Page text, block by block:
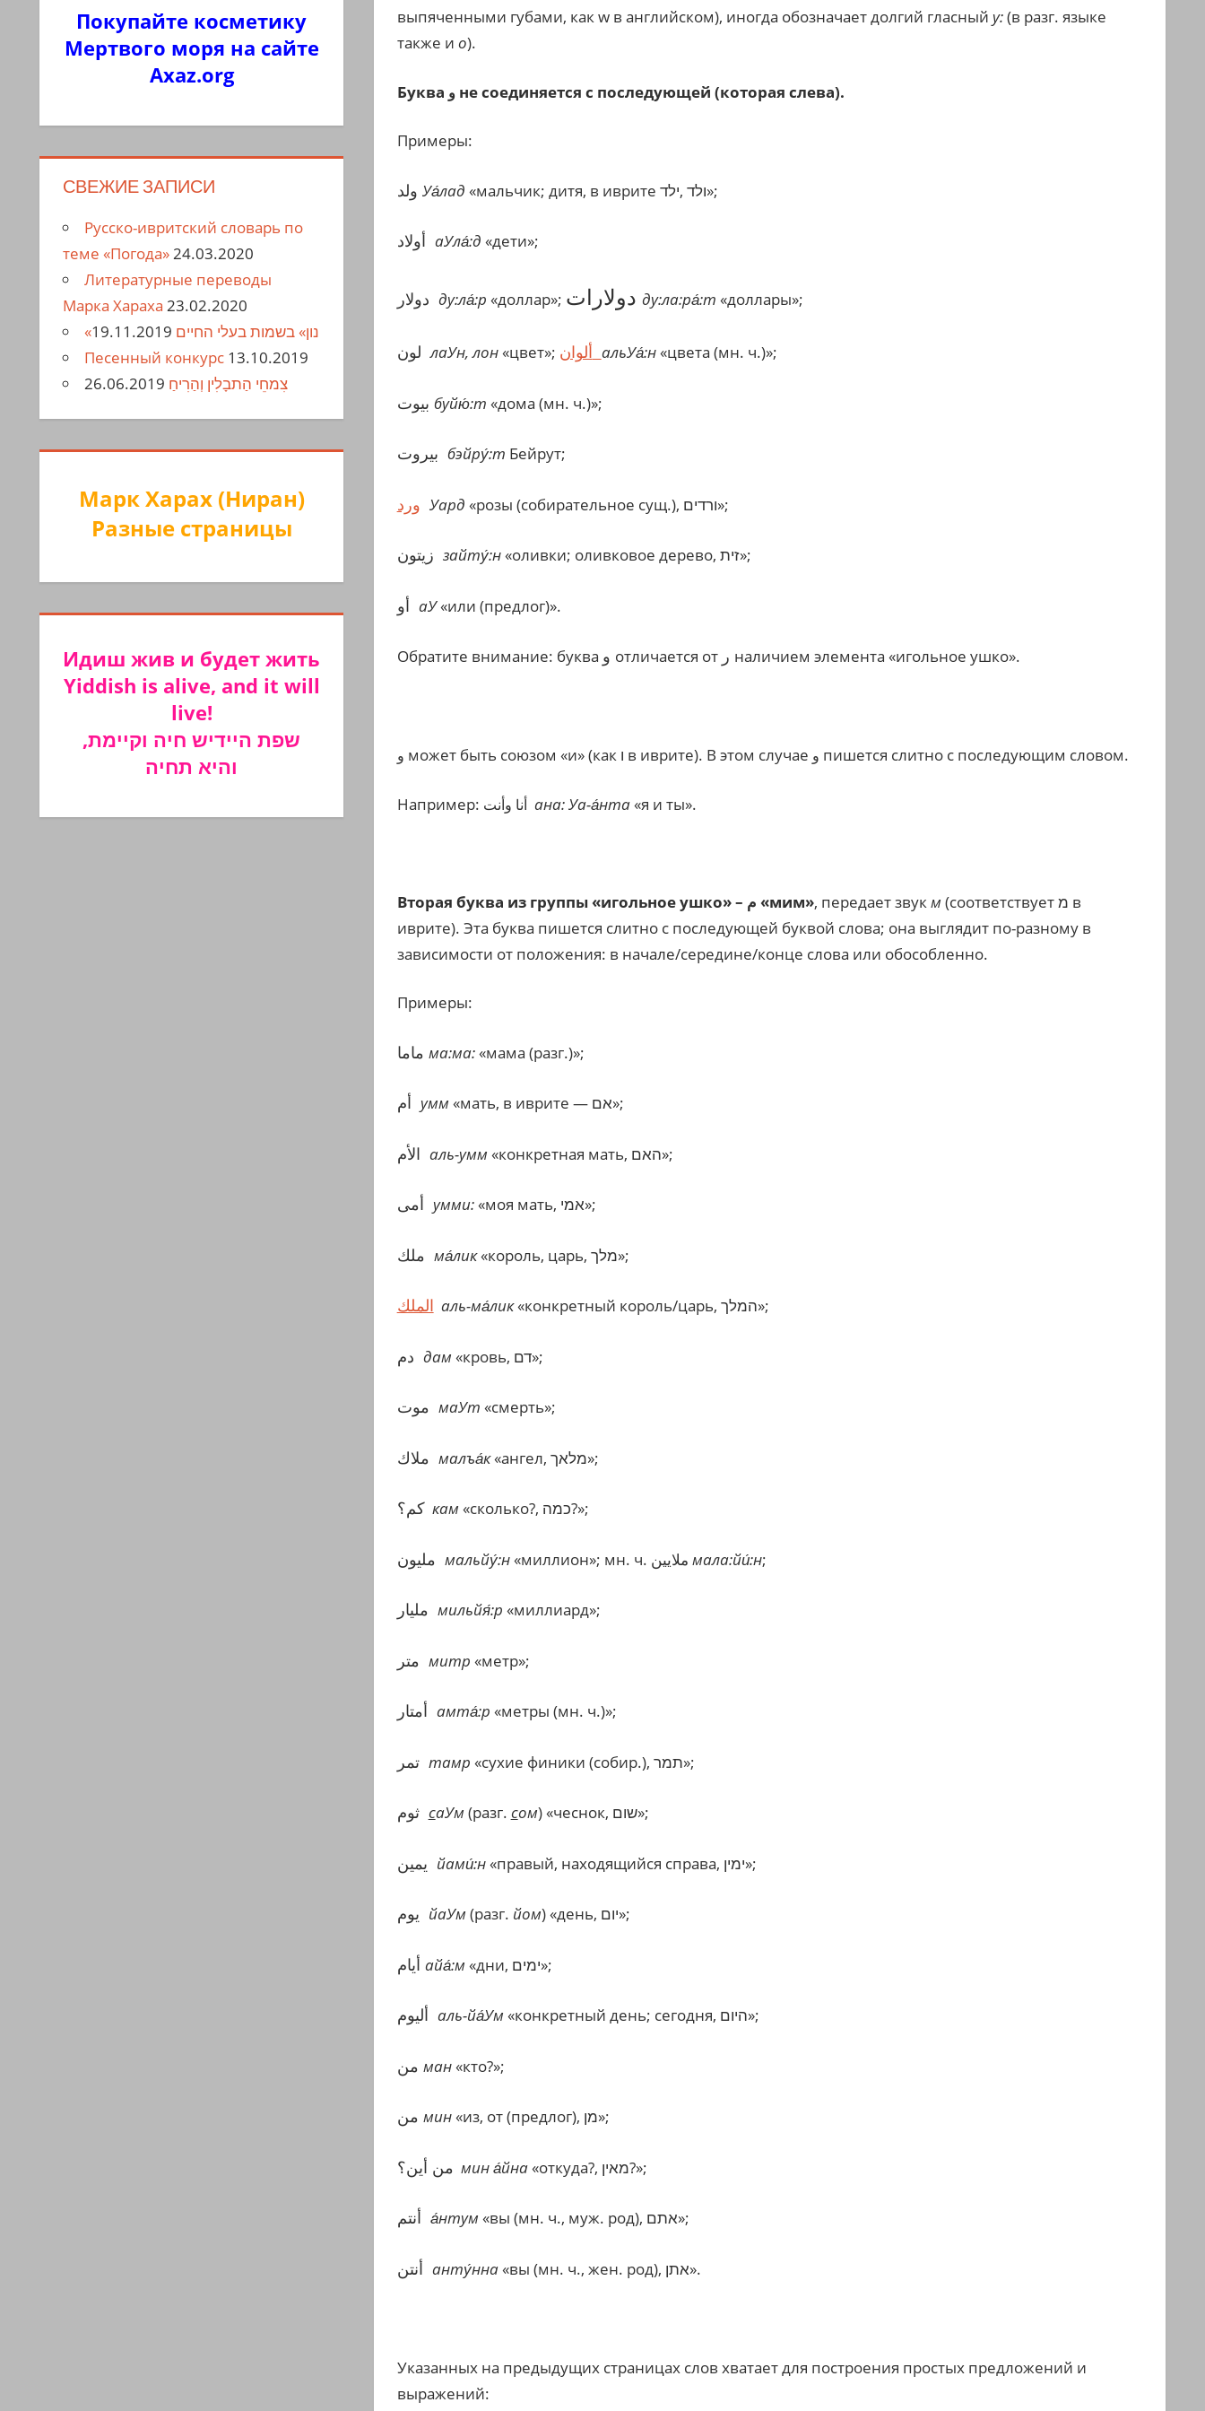
выпяченными губами, как w в английском), иногда обозначает долгий гласный у:(в разг. языке
также и о).
Буква و не соединяется с последующей (которая слева).
Примеры:
Уалад «мальчик; дитя, в иврите ולד ,ילד»;
аУла:д «дети»;
ду:ла:р «доллар»; ду:ла:ра:т «доллары»;
لونлаУн, лон«цвет»; альУа́:н«цвета (мн. ч.)»;
буйю́:т «дома (мн. ч.)»;
бэйру:т Бейрут;
ورد Уард «розы (собирательное сущ.), ורדים»;
зайту:н «оливки; оливковое дерево, זית»;
аУ«или (предлог)».
Обратите внимание: буква отличается от наличием элемента «игольное ушко».
و может быть союзом «и» (как ו в иврите). В этом случае пишется слитно с последующим словом.
Например: أنا وأنت ана: Уа-а́нта«я и ты».
Вторая буква из группы «игольное ушко» – م «мим», передает звукм (соответствует מ в
иврите). Эта буква пишется слитно с последующей буквой слова; она выглядит по-разному в
зависимости от положения: в начале/середине/конце слова или обособленно.
Примеры:
ма:ма:«мама (разг.)»;
умм «мать, в иврите — אם»;
аль-умм «конкретная мать, האם»;
умми: «моя мать, אמי»;
ма́лик «король, царь, מלך»;
الملك аль-ма́лик «конкретный король/царь, המלך»;
дам «кровь, דם»;
маУт «смерть»;
малъа́к «ангел, מלאך»;
كم؟ кам «сколько?, כמה?»;
мальйу́:н мала:йи́:н;
мильйя:р «миллиард»;
митр «метр»;
амта:р «метры (мн. ч.)»;
تمر тамр «сухие финики (собир.), תמר»;
ثوم саУм (разг. сом) «чеснок, שום»;
йами́:н «правый, находящийся справа, ימין»;
йаУм (разг. йом) «день, יום»;
айа:м «дни, ימים»;
аль-йаУм «конкретный день; сегодня, היום»;
ман«кто?»;
мин «из, от (предлог), מן»;
من أين؟ мин айна «откуда?, מאין?»;
антум «вы (мн. ч., муж. род), אתם»;
антунна «вы (мн. ч., жен. род), אתן».
Указанных на предыдущих страницах слов хватает для построения простых предложений и
выражений:
Покупайте косметику
Мертвого моря на сайте
Axaz.org
СВЕЖИЕ ЗАПИСИ
Русско-ивритский словарь по
теме «Погода»24.03.2020
Литературные переводы
Марка Хараха 23.02.2020
«נון» בשמות בעלי החיים 19.11.2019
Песенный конкурс 13.10.2019
צִמחֵי הַתבָלִין וְהַרִיחַ 26.06.2019
Марк Харах (Ниран)
Разные страницы
Идиш жив и будет жить
Yiddish is alive, and it will
live!
שפת היידיש חיה וקיימת,
והיא תחיה